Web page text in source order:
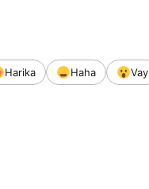
Harika Haha Vay